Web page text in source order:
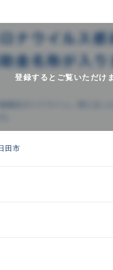
登録するとご覧いただけ
田市